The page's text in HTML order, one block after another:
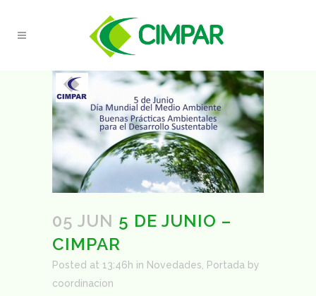
05 JUN 5 DE JUNIO –
CIMPAR
Posted at 13:46h in Novedades Portada by
coordinacion